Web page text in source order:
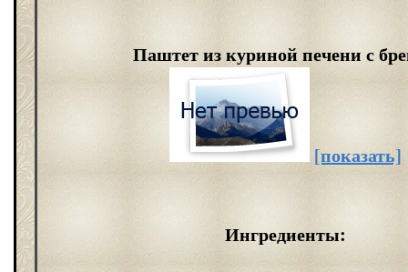
Паштет из куриной печени с
[показать]
Ингредиенты: